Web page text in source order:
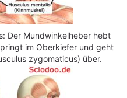
Der Mundwinkelheber hebt
im Oberkiefer und geht
zygomaticus) über.